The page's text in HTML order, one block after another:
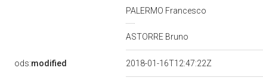
PALERMO Francesco
ASTORRE Bruno
ods:modified 2018-01-16T12:47:22Z